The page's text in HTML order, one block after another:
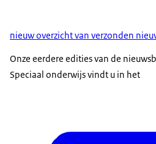
nieuw overzicht van verzonden
Onze eerdere edities van de
Speciaal onderwijs vindt u in het